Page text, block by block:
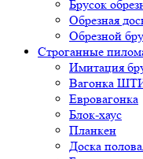
Брусок
Обрезная
Обрезной
Строганные
Имитация
Вагонка
Евровагонка
Блок-хаус
Планкен
Доска